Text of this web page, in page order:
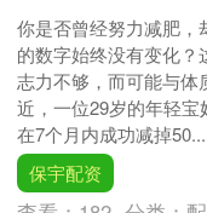
你是否曾经努力减肥，
的数字始终没有变化？
志力不够，而可能与体
近，一位29岁的年轻宝
在7个月内成功减掉
保宇配资